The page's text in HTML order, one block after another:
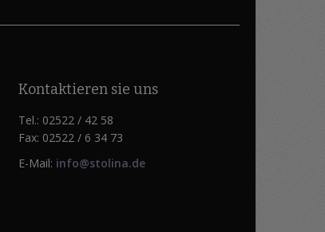
Kontaktieren sie uns
Tel.: 02522 / 42 58
Fax: 02522 / 6 34 73
E-Mail: info@stolina.de